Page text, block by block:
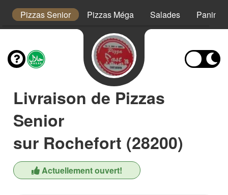
Pizzas Senior Pizzas Méga Salades Paninis
Livraison de Pizzas
Senior
sur Rochefort (28200)
Actuellement ouvert!